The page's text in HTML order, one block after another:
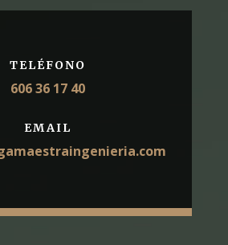
TELÉFONO
606 36 17 40
EMAIL